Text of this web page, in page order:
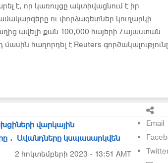
է, որ կառույցը ակտիվացնում է իր
ու փորձագետներ կուղարկի
ավելի քան 100,000 հայերի Հայաստան
հաղորդել է Reuters
Email
վարկային
Ավանդները կսպասարկվեն
2 հոկտեմբերի 2023 - 13:51 AMT